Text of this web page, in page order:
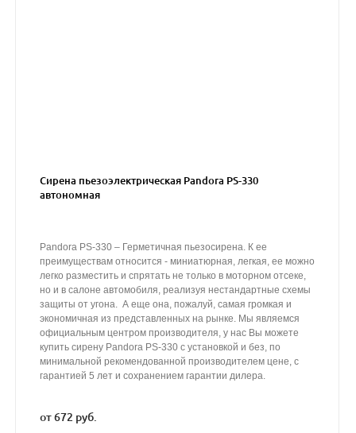
Сирена пьезоэлектрическая Pandora PS-330
автономная
Pandora PS-330 – Герметичная пьезосирена. К ее
преимуществам относится - миниатюрная, легкая, ее можно
легко разместить и спрятать не только в моторном отсеке,
но и в салоне автомобиля, реализуя нестандартные схемы
защиты от угона. А еще она, пожалуй, самая громкая и
экономичная из представленных на рынке. Мы являемся
официальным центром производителя, у нас Вы можете
купить сирену Pandora PS-330 с установкой и без, по
минимальной рекомендованной производителем цене, с
гарантией 5 лет и сохранением гарантии дилера.
от 672 руб.